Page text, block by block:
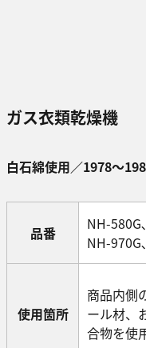
ガス衣類乾燥機
白石綿使用／1978～
品番
NH-580G
NH-970G
使用箇所
商品内側
ール材、
合物を使